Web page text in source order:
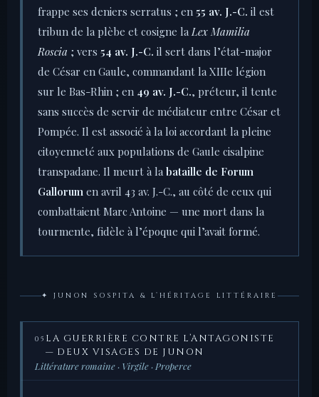
frappe ses deniers serratus ; en 55 av. J.-C. il est
tribun de la plèbe et cosigne laLex Mamilia
Roscia ; vers 54 av. J.-C. il sert dans l’état-major
de César en Gaule, commandant la XIIIe légion
sur le Bas-Rhin ; en 49 av. J.-C., préteur, il tente
sans succès de servir de médiateur entre César et
Pompée. Il est associé à la loi accordant la pleine
citoyenneté aux populations de Gaule cisalpine
transpadane. Il meurt à la bataille de Forum
Gallorum en avril 43 av. J.-C., au côté de ceux qui
combattaient Marc Antoine — une mort dans la
tourmente, fidèle à l’époque qui l’avait formé.
✦ JUNON SOSPITA & L’HÉRITAGE LITTÉRAIRE
05 LA GUERRIÈRE CONTRE L’ANTAGONISTE
— DEUX VISAGES DE JUNON
Littérature romaine · Virgile · Properce